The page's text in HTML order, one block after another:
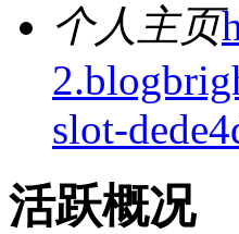
个人主页
slot-
活跃概况